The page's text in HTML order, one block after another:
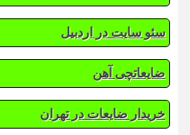
سئو سایت در اردبیل
ضایعاتچی آهن
خریدار ضایعات در تهران